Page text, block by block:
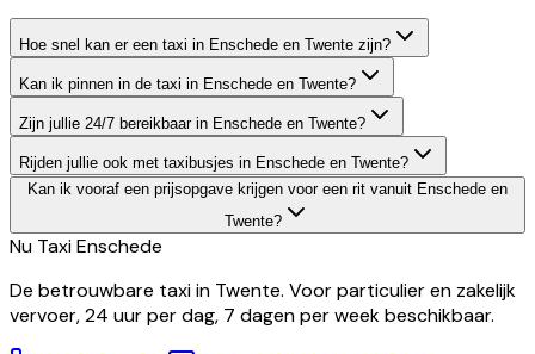
Hoe snel kan er een taxi in Enschede en Twente zijn?
Kan ik pinnen in de taxi in Enschede en Twente?
Zijn jullie 24/7 bereikbaar in Enschede en Twente?
Rijden jullie ook met taxibusjes in Enschede en Twente?
Kan ik vooraf een prijsopgave krijgen voor een rit vanuit Enschede en
Twente?
Nu TaxiEnschede
De betrouwbare taxi in Twente. Voor particulier en zakelijk
vervoer, 24 uur per dag, 7 dagen per week beschikbaar.